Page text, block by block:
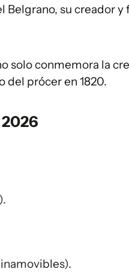
su creador y
solo conmemora la
prócer en 1820.